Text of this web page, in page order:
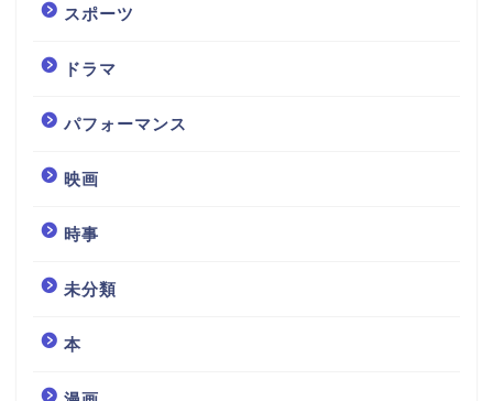
スポーツ
ドラマ
パフォーマンス
映画
時事
未分類
本